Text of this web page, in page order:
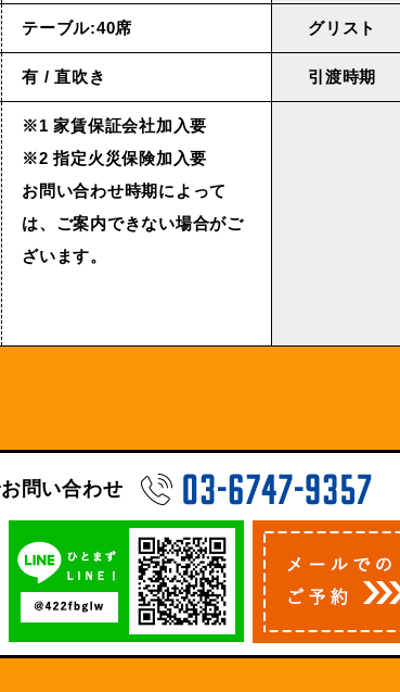
テーブル:40席 グリスト
有 / 直吹き 引渡時期
※1 家賃保証会社加入要
※2 指定火災保険加入要
お問い合わせ時期によって
は、ご案内できない場合がご
ざいます。
問い合わせ